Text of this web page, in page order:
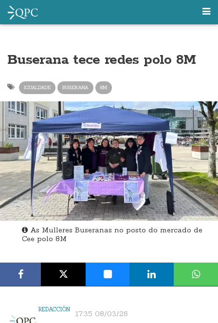
Buserana tece redes polo 8M
IGUALDADE BUSERANA 8M
As Mulleres Buseranas no posto do mercado de
Cee polo 8M
REDACCIÓN 17:35 08/03/26